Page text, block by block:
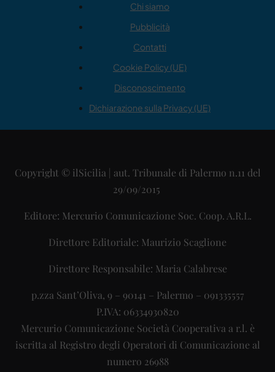
Chi siamo
Pubblicità
Contatti
Cookie Policy (UE)
Disconoscimento
Dichiarazione sulla Privacy (UE)
Copyright © ilSicilia | aut. Tribunale di Palermo n.11 del
29/09/2015
Editore: Mercurio Comunicazione Soc. Coop. A.R.L.
Direttore Editoriale: Maurizio Scaglione
Direttore Responsabile: Maria Calabrese
p.zza Sant’Oliva, 9 – 90141 – Palermo – 091335557
P.IVA: 06334930820
Mercurio Comunicazione Società Cooperativa a r.l. è
iscritta al Registro degli Operatori di Comunicazione al
numero 26988